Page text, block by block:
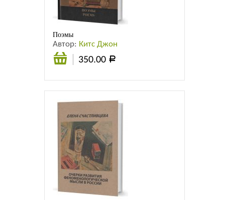
Поэмы
Автор: Китс Джон
350.00 Р